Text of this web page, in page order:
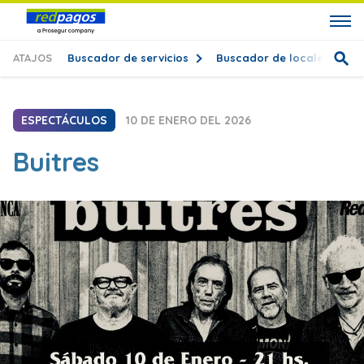
ATAJOS Buscador de servicios Buscador de locales
ESPECTÁCULOS 10 DE ENERO DEL 2026
Buitres